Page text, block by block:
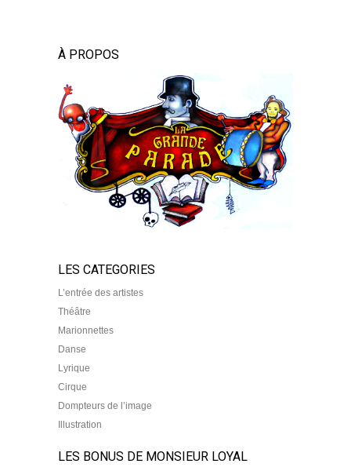
À PROPOS
LES CATEGORIES
L’entrée des artistes
Théâtre
Marionnettes
Danse
Lyrique
Cirque
Dompteurs de l’image
Illustration
LES BONUS DE MONSIEUR LOYAL